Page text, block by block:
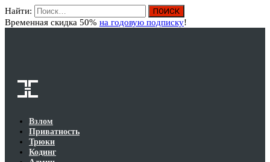
Найти:
Временная скидка 50% на годовую подписку!
Взлом
Приватность
Трюки
Кодинг